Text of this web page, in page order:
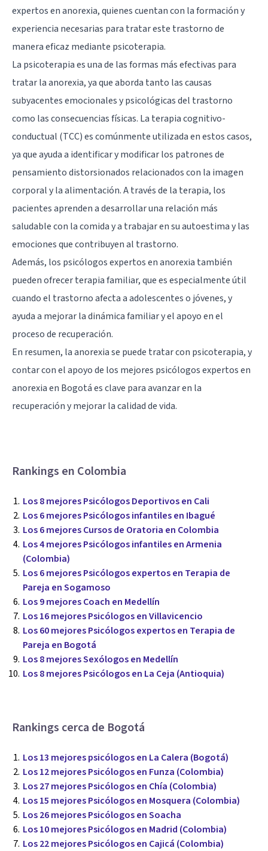
expertos en anorexia, quienes cuentan con la formación y
experiencia necesarias para tratar este trastorno de
manera eficaz mediante psicoterapia.
La psicoterapia es una de las formas más efectivas para
tratar la anorexia, ya que aborda tanto las causas
subyacentes emocionales y psicológicas del trastorno
como las consecuencias físicas. La terapia cognitivo-
conductual (TCC) es comúnmente utilizada en estos casos,
ya que ayuda a identificar y modificar los patrones de
pensamiento distorsionados relacionados con la imagen
corporal y la alimentación. A través de la terapia, los
pacientes aprenden a desarrollar una relación más
saludable con la comida y a trabajar en su autoestima y las
emociones que contribuyen al trastorno.
Además, los psicólogos expertos en anorexia también
pueden ofrecer terapia familiar, que es especialmente útil
cuando el trastorno afecta a adolescentes o jóvenes, y
ayuda a mejorar la dinámica familiar y el apoyo en el
proceso de recuperación.
En resumen, la anorexia se puede tratar con psicoterapia, y
contar con el apoyo de los mejores psicólogos expertos en
anorexia en Bogotá es clave para avanzar en la
recuperación y mejorar la calidad de vida.
Rankings en Colombia
Los 8 mejores Psicólogos Deportivos en Cali
Los 6 mejores Psicólogos infantiles en Ibagué
Los 6 mejores Cursos de Oratoria en Colombia
Los 4 mejores Psicólogos infantiles en Armenia
(Colombia)
Los 6 mejores Psicólogos expertos en Terapia de
Pareja en Sogamoso
Los 9 mejores Coach en Medellín
Los 16 mejores Psicólogos en Villavicencio
Los 60 mejores Psicólogos expertos en Terapia de
Pareja en Bogotá
Los 8 mejores Sexólogos en Medellín
Los 8 mejores Psicólogos en La Ceja (Antioquia)
Rankings cerca de Bogotá
Los 13 mejores psicólogos en La Calera (Bogotá)
Los 12 mejores Psicólogos en Funza (Colombia)
Los 27 mejores Psicólogos en Chía (Colombia)
Los 15 mejores Psicólogos en Mosquera (Colombia)
Los 26 mejores Psicólogos en Soacha
Los 10 mejores Psicólogos en Madrid (Colombia)
Los 22 mejores Psicólogos en Cajicá (Colombia)